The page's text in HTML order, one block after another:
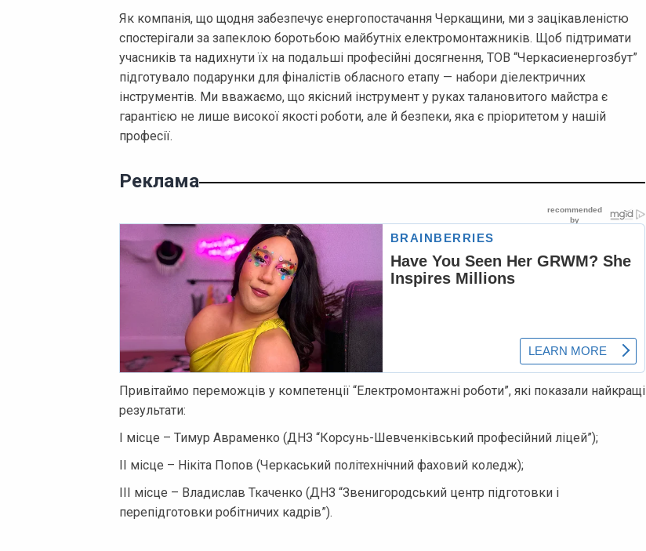
Як компанія, що щодня забезпечує енергопостачання Черкащини, ми з зацікавленістю
спостерігали за запеклою боротьбою майбутніх електромонтажників. Щоб підтримати
учасників та надихнути їх на подальші професійні досягнення, ТОВ “Черкасиенергозбут”
підготувало подарунки для фіналістів обласного етапу — набори діелектричних
інструментів. Ми вважаємо, що якісний інструмент у руках талановитого майстра є
гарантією не лише високої якості роботи, але й безпеки, яка є пріоритетом у нашій
професії.
Реклама
Привітаймо переможців у компетенції “Електромонтажні роботи”, які показали найкращі
результати:
І місце – Тимур Авраменко (ДНЗ “Корсунь-Шевченківський професійний ліцей”);
ІІ місце – Нікіта Попов (Черкаський політехнічний фаховий коледж);
ІІІ місце – Владислав Ткаченко (ДНЗ “Звенигородський центр підготовки і
перепідготовки робітничих кадрів”).